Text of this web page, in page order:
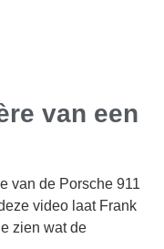
van een
van de Porsche 911
video laat Frank
zien wat de